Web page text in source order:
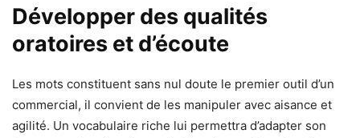
Développer des qualités
oratoires et d’écoute
Les mots constituent sans nul doute le premier outil d’un
commercial, il convient de les manipuler avec aisance et
agilité. Un vocabulaire riche lui permettra d’adapter son